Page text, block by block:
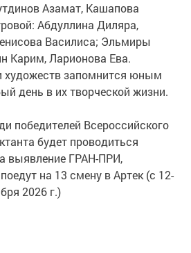
Азамат, Кашапова
Абдуллина Диляра,
Василиса; Эльмиры
Карим, Ларионова Ева.
художеств запомнится юным
день в их творческой жизни.
победителей Всероссийского
будет проводиться
выявление ГРАН-ПРИ,
на 13 смену в Артек (с 12-
2026 г.)